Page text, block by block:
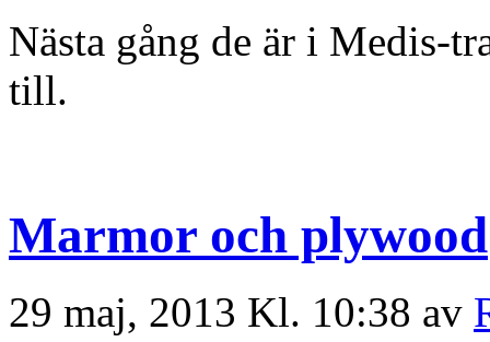
Nästa gång de är i Medis-
till.
Marmor och plywood
29 maj, 2013 Kl. 10:38 av